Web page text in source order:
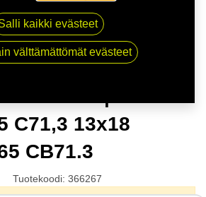
HLT | 13X18 6-114,3 E65 C71,3
CB71.3
C71,3 13x18
CB71.3
Tuotekoodi: 366267
kaikki evästeet
välttämättömät evästeet